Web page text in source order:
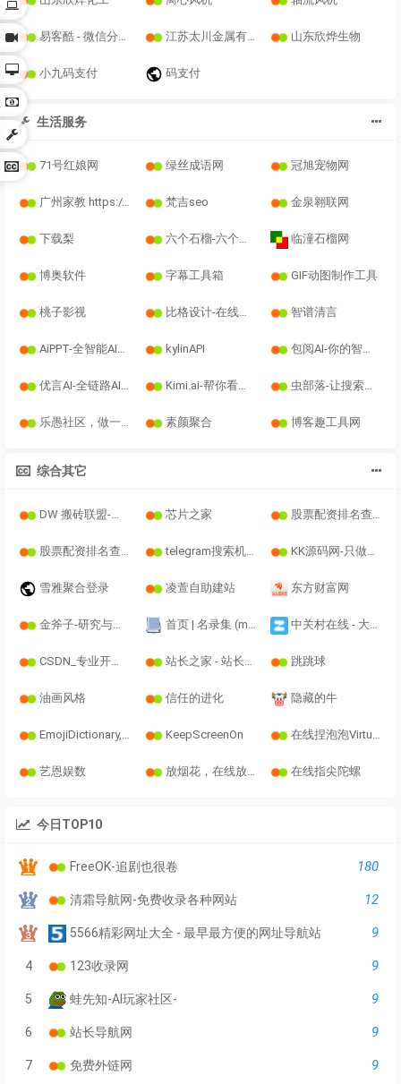
易客酷 - 微信分销系统 _ 分销商城系统 _ 微商分销系统 江苏太川金属有限公司 山东欣烨生物
小九码支付 码支付
生活服务
71号红娘网 绿丝成语网 冠旭宠物网
广州家教 https://www.dianjiaoji.org 梵吉seo 金泉翱联网
下载梨 六个石榴-六个石榴网络查询系统 临潼石榴网
博奥软件 字幕工具箱 GIF动图制作工具
桃子影视 比格设计-在线图片编辑器_免费在线图片制作_正版图片设计素材 智谱清言
AiPPT-全智能AI一键生成PPT kylinAPI 包阅AI-你的智能AI阅读助手
优言AI-全链路AIGC聚合平台 Kimi.ai-帮你看更大的世界 虫部落-让搜索更简单
乐愚社区，做一个有价值的社区 素颜聚合 博客趣工具网
综合其它
DW 搬砖联盟-大卫随笔 芯片之家 股票配资排名查询
股票配资排名查询 telegram搜索机器人专业中文福利 KK源码网-只做一个实测精品
雪雅聚合登录 凌萱自助建站 东方财富网
金斧子-研究与科技驱动的资产配置服务平台 首页 | 名录集 (mingluji.com) 中关村在线 - 大中华区专业IT网站 - The valuable and professional IT business website in Greater China
CSDN_专业开发者社区_已接入DeepSeekR1满血版 站长之家 - 站长资讯-我们致力于为中文网站提供动力！ 跳跳球
油画风格 信任的进化 隐藏的牛
EmojiDictionary,Copy,Image,Leaderboard...EMOJIALL.com KeepScreenOn 在线捏泡泡Virtualbubblewrap-burstthemall!
艺恩娱数 放烟花，在线放烟花 在线指尖陀螺
今日TOP10
FreeOK-追剧也很卷 180
清霜导航网-免费收录各种网站 12
5566精彩网址大全 - 最早最方便的网址导航站 9
4 123收录网 9
5 蛙先知-AI玩家社区- 9
6 站长导航网 9
7 免费外链网 9